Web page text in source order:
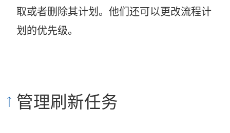
取或者删除其计划。他们还可以更改流程计
划的优先级。
管理刷新任务